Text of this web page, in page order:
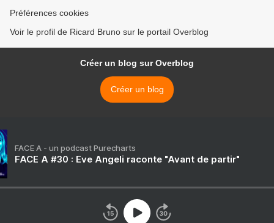
Préférences cookies
Voir le profil de Ricard Bruno sur le portail Overblog
Créer un blog sur Overblog
Créer un blog
FACE A - un podcast Purecharts
FACE A #30 : Eve Angeli raconte "Avant de partir"